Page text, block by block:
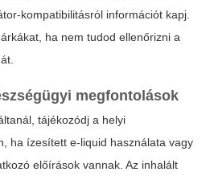
kompatibilitásról információt kapj.
ha nem tudod ellenőrizni a
megfontolások
tájékozódj a helyi
ha ízesített e-liquid használata vagy
előírások vannak. Az inhalált